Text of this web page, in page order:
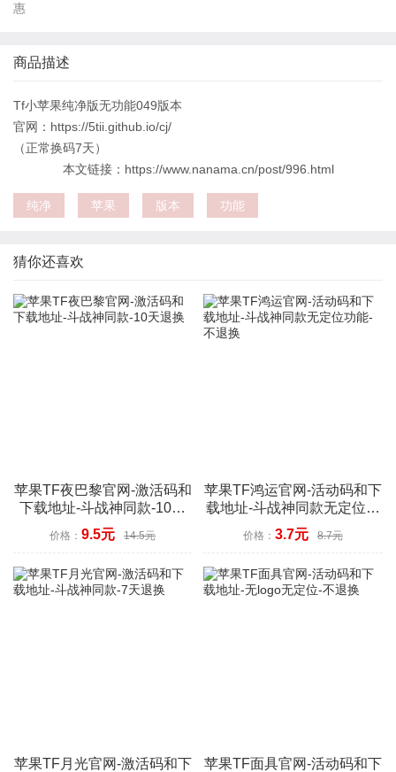
惠
商品描述
Tf小苹果纯净版无功能049版本
官网：https://5tii.github.io/cj/
（正常换码7天）
本文链接：https://www.nanama.cn/post/996.html
纯净 苹果 版本 功能
猜你还喜欢
苹果TF夜巴黎官网-激活码和
下载地址-斗战神同款-10天
退换
价格：9.5元 14.5元
苹果TF鸿运官网-活动码和下
载地址-斗战神同款无定位功
能-不退换
价格： 3.7元 8.7元
苹果TF月光官网-激活码和下
苹果TF面具官网-活动码和下